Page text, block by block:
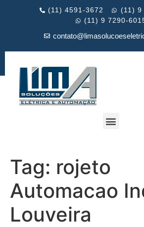
(11) 4591-3672
(11) 9
(11) 9 7290-
Tag: rojeto
Automacao
Louveira